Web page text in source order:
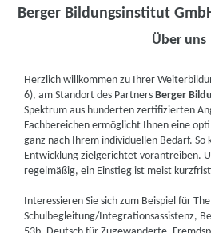
Berger Bildungsinstitut
Über uns
Herzlich willkommen zu Ihrer
6), am Standort des PartnersBerger
Spektrum aus hunderten zertifizierten
Fachbereichen ermöglicht Ihnen eine
ganz nach Ihrem individuellen Bedarf. So
Entwicklung zielgerichtet vorantreiben.
regelmäßig, ein Einstieg ist meist
Interessieren Sie sich zum Beispiel für
Schulbegleitung/Integrationsassistenz,